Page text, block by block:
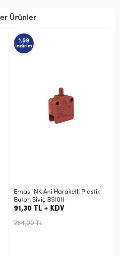
Ürünler
%59
indirim
Emas 1NK Ani Haraketli Plastik
Buton Siviç BS1011
91,30 TL + KDV
264,00 TL